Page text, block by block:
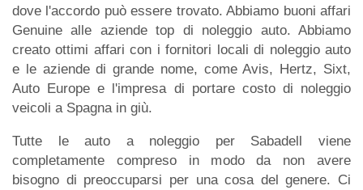
dove l'accordo può essere trovato. Abbiamo buoni affari
Genuine alle aziende top di noleggio auto. Abbiamo
creato ottimi affari con i fornitori locali di noleggio auto
e le aziende di grande nome, come Avis, Hertz, Sixt,
Auto Europe e l'impresa di portare costo di noleggio
veicoli a Spagna in giù.
Tutte le auto a noleggio per Sabadell viene
completamente compreso in modo da non avere
bisogno di preoccuparsi per una cosa del genere. Ci